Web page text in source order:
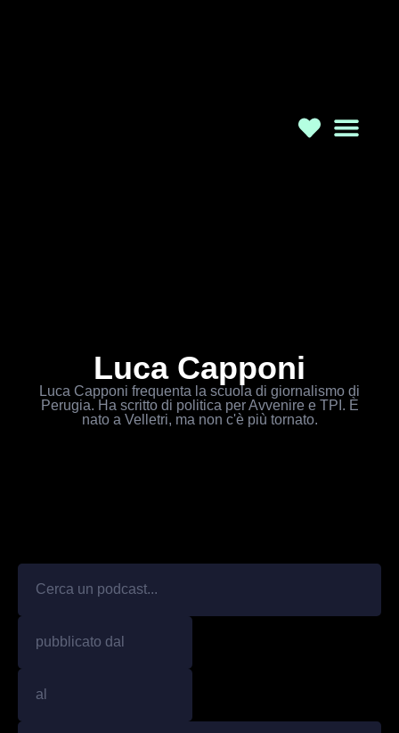
Luca Capponi
Luca Capponi frequenta la scuola di giornalismo di
Perugia. Ha scritto di politica per Avvenire e TPI. È
nato a Velletri, ma non c'è più tornato.